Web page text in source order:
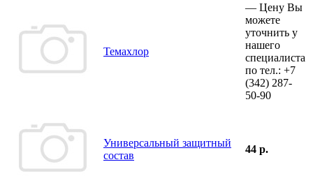
Темахлор
— Цену Вы
можете
уточнить у
нашего
специалиста
по тел.: +7
(342) 287-
50-90
Универсальный защитный
состав
44 р.